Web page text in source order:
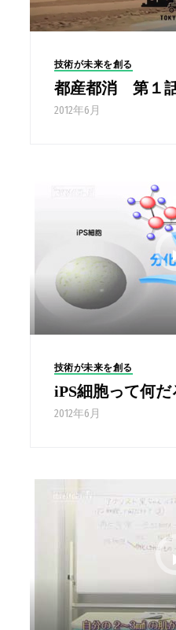
技術が未来を創る
都産都消 第１
2012年6月
技術が未来を創る
iPS細胞って何
2012年6月